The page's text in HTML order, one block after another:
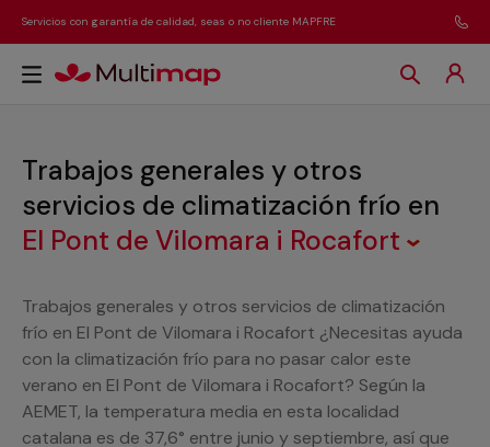
Servicios con garantía de calidad, seas o no cliente MAPFRE
Trabajos generales y otros
servicios de climatización frío en
El Pont de Vilomara i Rocafort
Trabajos generales y otros servicios de climatización
frío en El Pont de Vilomara i Rocafort ¿Necesitas ayuda
con la climatización frío para no pasar calor este
verano en El Pont de Vilomara i Rocafort? Según la
AEMET, la temperatura media en esta localidad
catalana es de 37,6° entre junio y septiembre, así que